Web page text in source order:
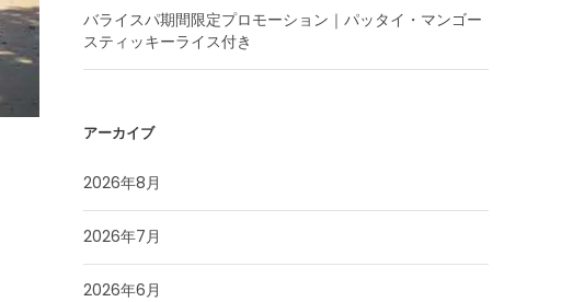
バライスパ期間限定プロモーション｜パッタイ・マンゴー
スティッキーライス付き
アーカイブ
2026年8月
2026年7月
2026年6月